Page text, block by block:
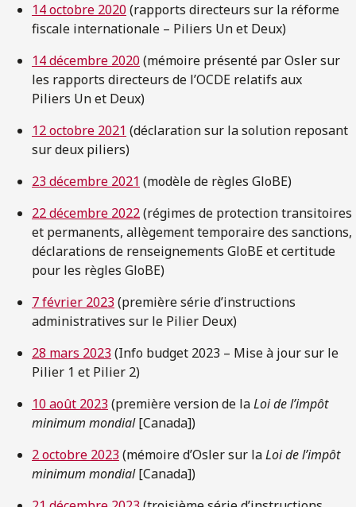
14 octobre 2020(rapports directeurs sur la réforme
fiscale internationale – Piliers Un et Deux)
14 décembre 2020(mémoire présenté par Osler sur
les rapports directeurs de l’OCDE relatifs aux
Piliers Un et Deux)
12 octobre 2021 (déclaration sur la solution reposant
sur deux piliers)
23 décembre 2021 (modèle de règles GloBE)
22 décembre 2022(régimes de protection transitoires
et permanents, allègement temporaire des sanctions,
déclarations de renseignements GloBE et certitude
pour les règles GloBE)
7 février 2023 (première série d’instructions
administratives sur le Pilier Deux)
28 mars 2023 (Info budget 2023 – Mise à jour sur le
Pilier 1 et Pilier 2)
10 août 2023 (première version de laLoi de l’impôt
minimum mondial[Canada])
2 octobre 2023 (mémoire d’Osler sur laLoi de l’impôt
minimum mondial[Canada])